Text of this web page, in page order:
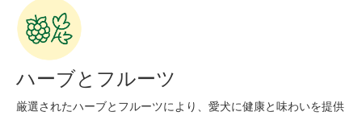
ハーブとフルーツ
厳選されたハーブとフルーツにより、愛犬に健康と味わいを提供